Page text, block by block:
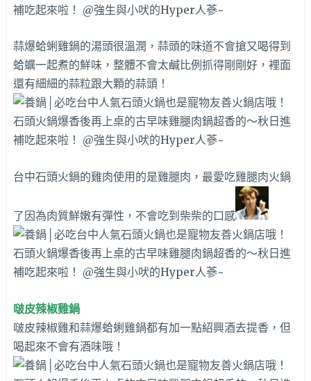
蒜爆蛤蜊雞鍋的湯頭很溫潤，蒜頭的味道不會搶又喝得到
蛤蠣一起煮的鮮味，整體不會太鹹比例抓得剛剛好，裡面
還有細細的蒜粒跟大顆的蒜頭！
台中石頭火鍋的雞肉使用的是雞腿肉，最愛吃雞腿肉火鍋
了因為肉質鮮嫩有彈性，不會吃到柴柴的口感
啵皮辣椒雞鍋
啵皮辣椒雞和蒜爆蛤蜊雞鍋都有加一點紹興酒去提香，但
喝起來不會有酒味哦！